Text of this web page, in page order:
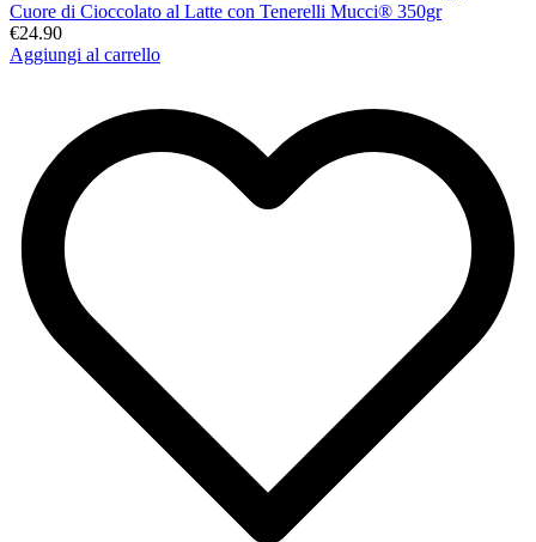
Cuore di Cioccolato al Latte con Tenerelli Mucci® 350gr
€24.90
Aggiungi al carrello